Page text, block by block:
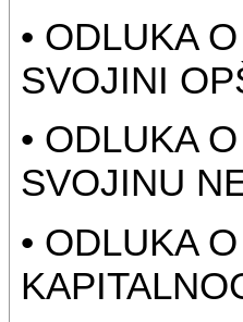
• ODLUKA
SVOJINI
• ODLUKA
SVOJINU
• ODLUKA